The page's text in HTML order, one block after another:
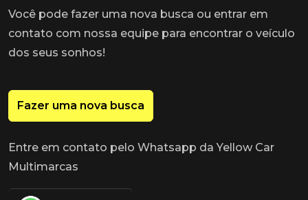
Você pode fazer uma nova busca ou entrar em
contato com nossa equipe para encontrar o veículo
dos seus sonhos!
Fazer uma nova busca
Entre em contato pelo Whatsapp da Yellow Car
Multimarcas